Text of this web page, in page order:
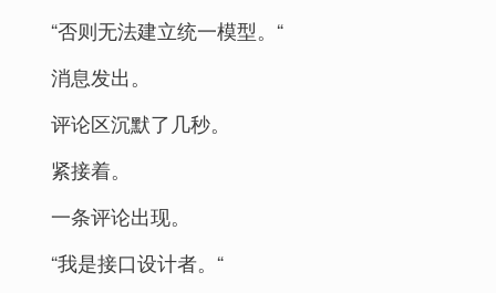
“否则无法建立统一模型。“
消息发出。
评论区沉默了几秒。
紧接着。
一条评论出现。
“我是接口设计者。“